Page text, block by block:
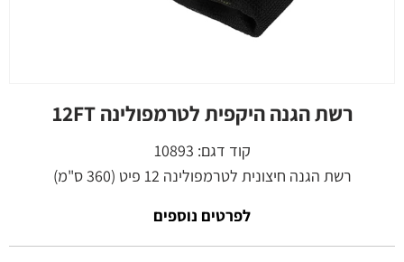
רשת הגנה היקפית לטרמפולינה 12FT
קוד דגם: 10893
רשת הגנה חיצונית לטרמפולינה 12 פיט (360 ס"מ)
לפרטים נוספים